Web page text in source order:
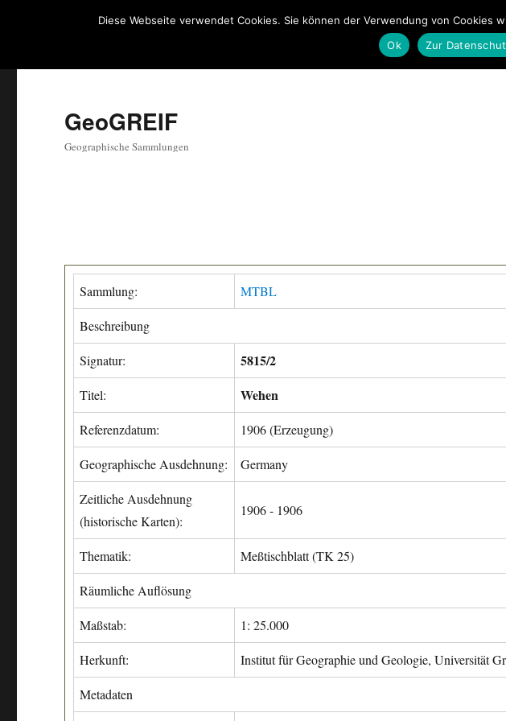
GeoGREIF
Geographische Sammlungen
Sammlung: MTBL
Beschreibung
Signatur: 5815/2
Titel: Wehen
Referenzdatum: 1906 (Erzeugung)
Geographische Ausdehnung: Germany
Zeitliche Ausdehnung
(historische Karten):
1906 - 1906
Thematik: Meßtischblatt (TK 25)
Räumliche Auflösung
Maßstab: 1: 25.000
Herkunft: Institut für Geographie und Geologie, Universität
Metadaten
Diese Webseite verwendet Cookies. Sie können der Verwendung von
Ok
Zur